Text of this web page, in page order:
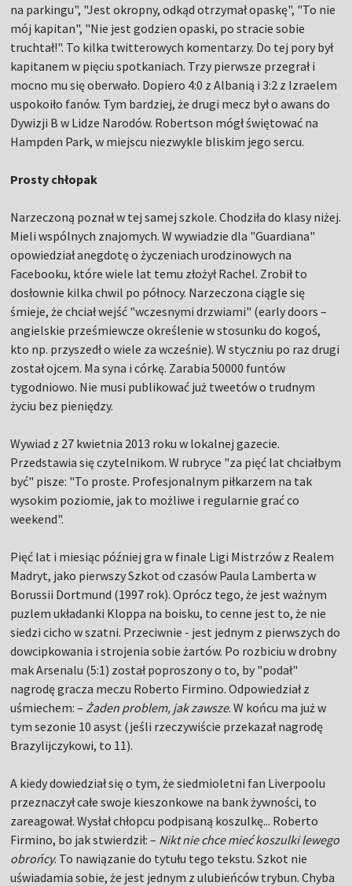
na parkingu", "Jest okropny, odkąd otrzymał opaskę", "To nie
mój kapitan", "Nie jest godzien opaski, po stracie sobie
truchtał!". To kilka twitterowych komentarzy. Do tej pory był
kapitanem w pięciu spotkaniach. Trzy pierwsze przegrał i
mocno mu się oberwało. Dopiero 4:0 z Albanią i 3:2 z Izraelem
uspokoiło fanów. Tym bardziej, że drugi mecz był o awans do
Dywizji B w Lidze Narodów. Robertson mógł świętować na
Hampden Park, w miejscu niezwykle bliskim jego sercu.
Prosty chłopak
Narzeczoną poznał w tej samej szkole. Chodziła do klasy niżej.
Mieli wspólnych znajomych. W wywiadzie dla "Guardiana"
opowiedział anegdotę o życzeniach urodzinowych na
Facebooku, które wiele lat temu złożył Rachel. Zrobił to
dosłownie kilka chwil po północy. Narzeczona ciągle się
śmieje, że chciał wejść "wczesnymi drzwiami" (early doors –
angielskie prześmiewcze określenie w stosunku do kogoś,
kto np. przyszedł o wiele za wcześnie). W styczniu po raz drugi
został ojcem. Ma syna i córkę. Zarabia 50000 funtów
tygodniowo. Nie musi publikować już tweetów o trudnym
życiu bez pieniędzy.
Wywiad z 27 kwietnia 2013 roku w lokalnej gazecie.
Przedstawia się czytelnikom. W rubryce "za pięć lat chciałbym
być" pisze: "To proste. Profesjonalnym piłkarzem na tak
wysokim poziomie, jak to możliwe i regularnie grać co
weekend".
Pięć lat i miesiąc później gra w finale Ligi Mistrzów z Realem
Madryt, jako pierwszy Szkot od czasów Paula Lamberta w
Borussii Dortmund (1997 rok). Oprócz tego, że jest ważnym
puzlem układanki Kloppa na boisku, to cenne jest to, że nie
siedzi cicho w szatni. Przeciwnie - jest jednym z pierwszych do
dowcipkowania i strojenia sobie żartów. Po rozbiciu w drobny
mak Arsenalu (5:1) został poproszony o to, by "podał"
nagrodę gracza meczu Roberto Firmino. Odpowiedział z
uśmiechem: – Żaden problem, jak zawsze. W końcu ma już w
tym sezonie 10 asyst (jeśli rzeczywiście przekazał nagrodę
Brazylijczykowi, to 11).
A kiedy dowiedział się o tym, że siedmioletni fan Liverpoolu
przeznaczył całe swoje kieszonkowe na bank żywności, to
zareagował. Wysłał chłopcu podpisaną koszulkę... Roberto
Firmino, bo jak stwierdził: – Nikt nie chce mieć koszulki lewego
obrońcy. To nawiązanie do tytułu tego tekstu. Szkot nie
uświadamia sobie, że jest jednym z ulubieńców trybun. Chyba